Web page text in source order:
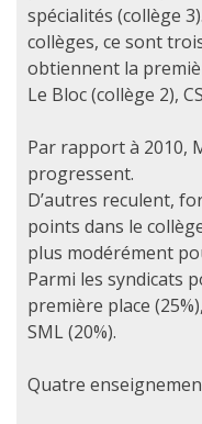
spécialités (collège
collèges, ce sont
obtiennent la
Le Bloc (collège 2),
Par rapport à 2010,
progressent.
D’autres reculent,
points dans le
plus modérément
Parmi les syndicats
première place
SML (20%).
Quatre